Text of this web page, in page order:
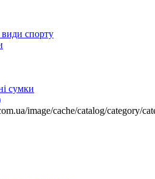
спорту
сумки
image/cache/catalog/category/